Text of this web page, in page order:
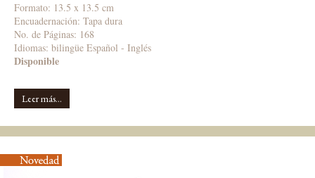
Formato: 13.5 x 13.5 cm
Encuadernación: Tapa dura
No. de Páginas: 168
Idiomas: bilingüe Español - Inglés
Disponible
Leer más...